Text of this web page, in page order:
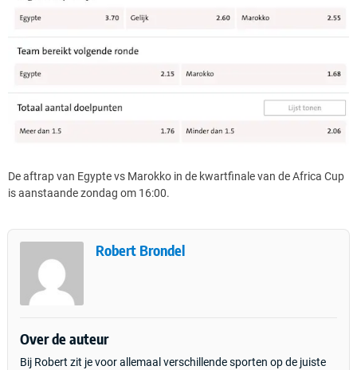
De aftrap van Egypte vs Marokko in de kwartfinale van de Africa Cup
is aanstaande zondag om 16:00.
Robert Brondel
Over de auteur
Bij Robert zit je voor allemaal verschillende sporten op de juiste